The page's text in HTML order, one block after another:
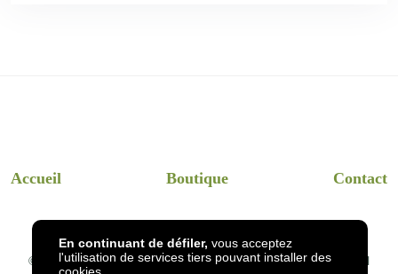
Accueil Boutique Contact
© 2026InsectsHotel- Dessins et visuels InsectsHotel en réel
En continuant de défiler, vous acceptez
l'utilisation de services tiers pouvant installer des